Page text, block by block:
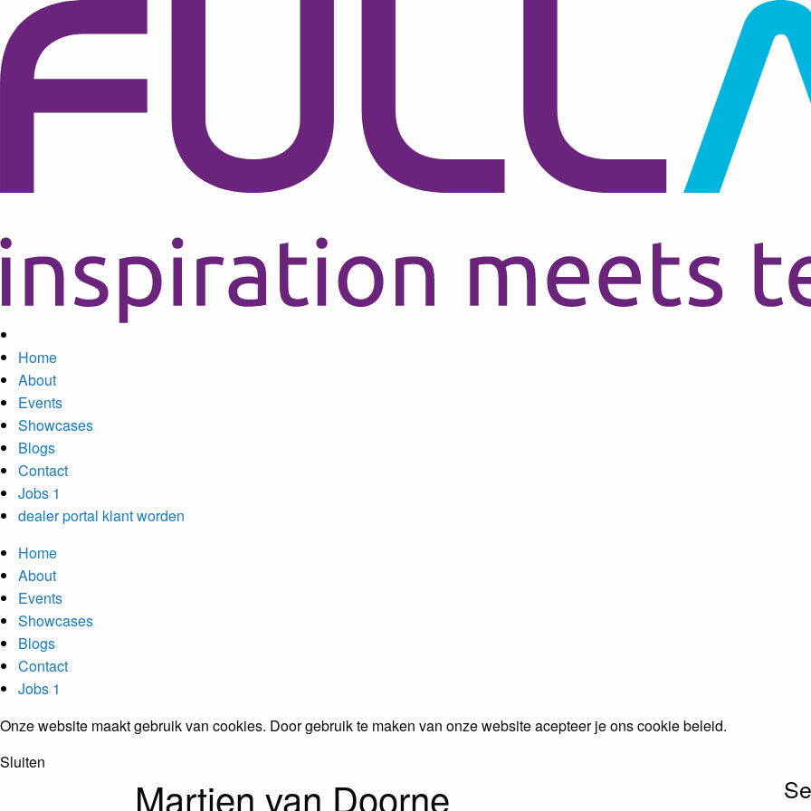
Home
About
Events
Showcases
Blogs
Contact
Jobs 1
dealer portal klant worden
Home
About
Events
Showcases
Blogs
Contact
Jobs 1
Onze website maakt gebruik van cookies. Door gebruik te maken van onze website acepteer je ons cookie beleid.
Sluiten
Martien van Doorne